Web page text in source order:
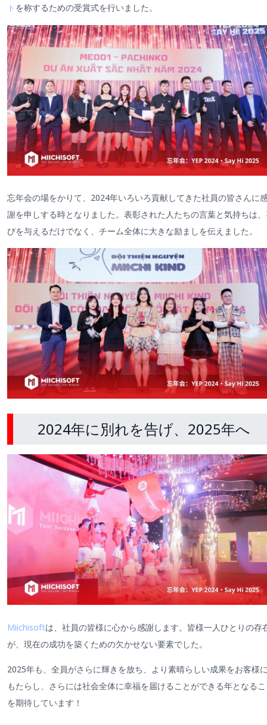
ト を称するための受賞式を行いました。
忘年会の場をかりて、2024年いろいろ貢献してきた社員の皆さんに
謝を申しする時となりました。表彰された人たちの言葉と気持ちは
びを与えるだけでなく、チーム全体に大きな励ましを伝えました。
2024年に別れを告げ、2025年へ
Miichisoftは、社員の皆様に心から感謝します。皆様一人ひとりの存
が、現在の成功を築くための欠かせない要素でした。
2025年も、全員がさらに輝きを放ち、より素晴らしい成果をお客様
もたらし、さらには社会全体に幸福を届けることができる年となる
を期待しています！